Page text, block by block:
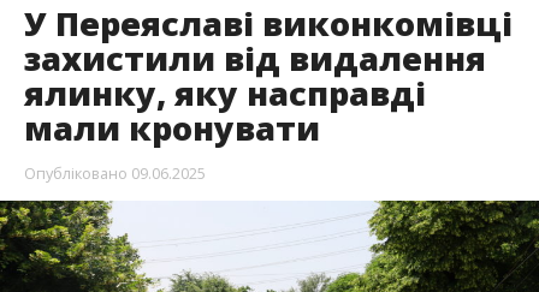
У Переяславі виконкомівці
захистили від видалення
ялинку, яку насправді
мали кронувати
Опубліковано 09.06.2025